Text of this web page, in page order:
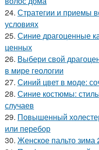
24. Стратегии и приемы
условиях
25. Синие драгоценные
ценных
26. Выбери свой
в мире геологии
27. Синий цвет в моде:
28. Синие костюмы:
случаев
29. Повышенный
или перебор
30. Женское пальто зима